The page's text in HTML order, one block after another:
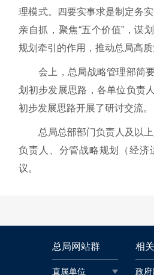
理模式。四要实事求是制定务
亲自抓，聚焦“五个价值”，谋
规划牵引的作用，推动总局高质
会上，总局战略管理部简要
划初步发展思路，各单位负责
初步发展思路开展了研讨交流。
总局总部部门负责人及以上
负责人、分管战略规划（经济
议。
总局网站群
直属单位
相
政府